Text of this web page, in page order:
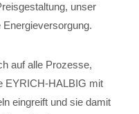
unser
auf alle Prozesse,
EYRICH-HALBIG mit
eingreift und sie damit